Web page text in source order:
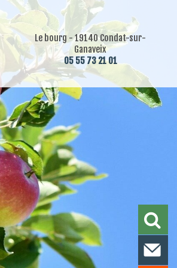
Le bourg - 19140 Condat-sur-
Ganaveix
05 55 73 21 01